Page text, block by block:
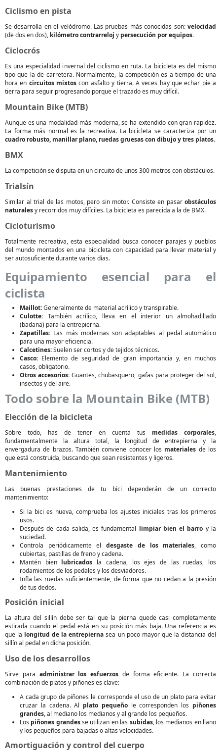
Ciclismo en pista
Se desarrolla en el velódromo. Las pruebas más conocidas son: velocidad
(de dos en dos), kilómetro contrarreloj y persecución por equipos.
Ciclocrós
Es una especialidad invernal del ciclismo en ruta. La bicicleta es del mismo
tipo que la de carretera. Normalmente, la competición es a tiempo de una
hora en circuitos mixtos con asfalto y tierra. A veces hay que echar pie a
tierra para seguir progresando porque el trazado es muy difícil.
Mountain Bike (MTB)
Aunque es una modalidad más moderna, se ha extendido con gran rapidez.
La forma más normal es la recreativa. La bicicleta se caracteriza por un
cuadro robusto, manillar plano, ruedas gruesas con dibujo y tres platos.
BMX
La competición se disputa en un circuito de unos 300 metros con obstáculos.
Trialsín
Similar al trial de las motos, pero sin motor. Consiste en pasar obstáculos
naturalesy recorridos muy difíciles. La bicicleta es parecida a la de BMX.
Cicloturismo
Totalmente recreativa, esta especialidad busca conocer parajes y pueblos
del mundo montados en una bicicleta con capacidad para llevar material y
ser autosuficiente durante varios días.
Equipamiento esencial para el
ciclista
Maillot:Generalmente de material acrílico y transpirable.
Culotte: También acrílico, lleva en el interior un almohadillado
(badana) para la entrepierna.
Zapatillas: Las más modernas son adaptables al pedal automático
para una mayor eficiencia.
Calcetines:Suelen ser cortos y de tejidos técnicos.
Casco: Elemento de seguridad de gran importancia y, en muchos
casos, obligatorio.
Otros accesorios: Guantes, chubasquero, gafas para proteger del sol,
insectos y del aire.
Todo sobre la Mountain Bike (MTB)
Elección de la bicicleta
Sobre todo, has de tener en cuenta tus medidas corporales,
fundamentalmente la altura total, la longitud de entrepierna y la
envergadura de brazos. También conviene conocer los materiales de los
que está construida, buscando que sean resistentes y ligeros.
Mantenimiento
Las buenas prestaciones de tu bici dependerán de un correcto
mantenimiento:
Si la bici es nueva, comprueba los ajustes iniciales tras los primeros
usos.
Después de cada salida, es fundamental limpiar bien el barro y la
suciedad.
Controla periódicamente eldesgaste de los materiales, como
cubiertas, pastillas de freno y cadena.
Mantén bien lubricados la cadena, los ejes de las ruedas, los
rodamientos de los pedales y los desviadores.
Infla las ruedas suficientemente, de forma que no cedan a la presión
de tus dedos.
Posición inicial
La altura del sillín debe ser tal que la pierna quede casi completamente
estirada cuando el pedal está en su posición más baja. Una referencia es
que la longitud de la entrepierna sea un poco mayor que la distancia del
sillín al pedal en dicha posición.
Uso de los desarrollos
Sirve para administrar los esfuerzos de forma eficiente. La correcta
combinación de platos y piñones es clave:
A cada grupo de piñones le corresponde el uso de un plato para evitar
cruzar la cadena. Al plato pequeñole corresponden los piñones
grandes, al mediano los medianos y al grande los pequeños.
Los piñones grandesse utilizan en las subidas, los medianos en llano
y los pequeños para bajadas o altas velocidades.
Amortiguación y control del cuerpo